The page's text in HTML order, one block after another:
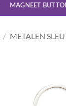
MAGNEET
/ METALEN